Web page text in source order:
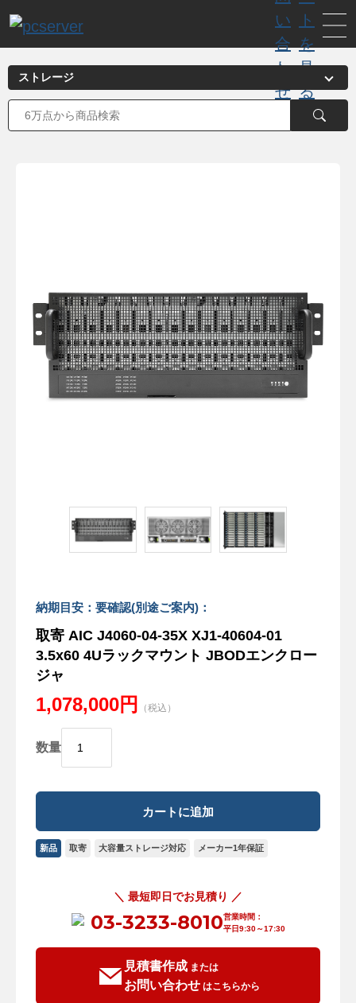
納期目安：要確認(別途ご案内)：
取寄 AIC J4060-04-35X XJ1-40604-01
3.5x60 4Uラックマウント JBODエンクロー
ジャ
1,078,000円 （税込）
数量
新品 取寄 大容量ストレージ対応 メーカー1年保証
＼ 最短即日でお見積り ／
03-3233-8010営業時間：
平日9:30～17:30
見積書作成または
お問い合わせはこちらから